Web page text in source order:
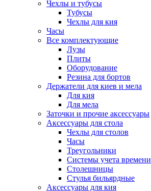
Чехлы и тубусы
Тубусы
Чехлы для кия
Часы
Все комплектующие
Лузы
Плиты
Оборудование
Резина для бортов
Держатели для киев и мела
Для кия
Для мела
Заточки и прочие аксессуары
Аксессуары для стола
Чехлы для столов
Часы
Треугольники
Системы учета времени
Столешницы
Стулья бильярдные
Аксессуары для кия